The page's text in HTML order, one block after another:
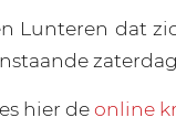
Lunteren dat
hier deonline